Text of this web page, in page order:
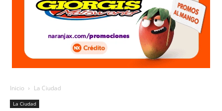
Inicio La Ciudad
La Ciudad